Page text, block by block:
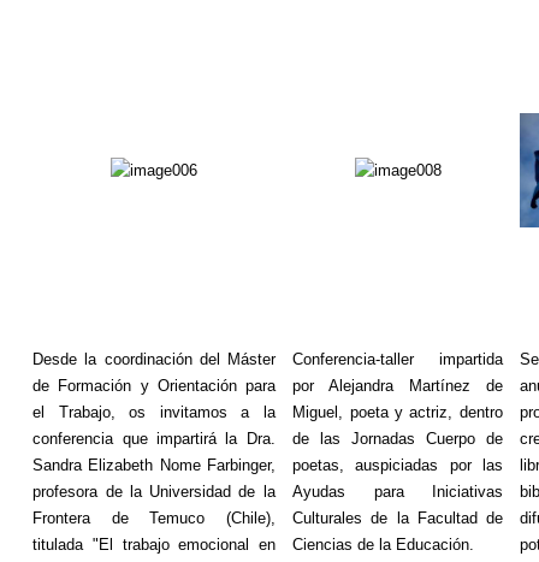
Desde la coordinación del Máster
de Formación y Orientación para
el Trabajo, os invitamos a la
conferencia que impartirá la Dra.
Sandra Elizabeth Nome Farbinger,
profesora de la Universidad de la
Frontera de Temuco (Chile),
titulada "El trabajo emocional en
Conferencia-taller impartida
por Alejandra Martínez de
Miguel, poeta y actriz, dentro
de las Jornadas Cuerpo de
poetas, auspiciadas por las
Ayudas para Iniciativas
Culturales de la Facultad de
Ciencias de la Educación.